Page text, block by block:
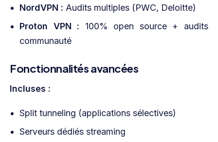
NordVPN : Audits multiples (PWC, Deloitte)
Proton VPN : 100% open source + audits
communauté
Fonctionnalités avancées
Incluses :
Split tunneling (applications sélectives)
Serveurs dédiés streaming